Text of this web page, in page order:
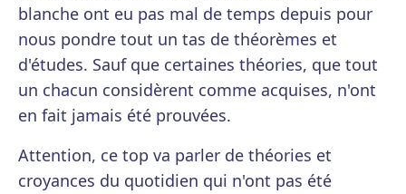
blanche ont eu pas mal de temps depuis pour
nous pondre tout un tas de théorèmes et
d'études. Sauf que certaines théories, que tout
un chacun considèrent comme acquises, n'ont
en fait jamais été prouvées.
Attention, ce top va parler de théories et
croyances du quotidien qui n'ont pas été